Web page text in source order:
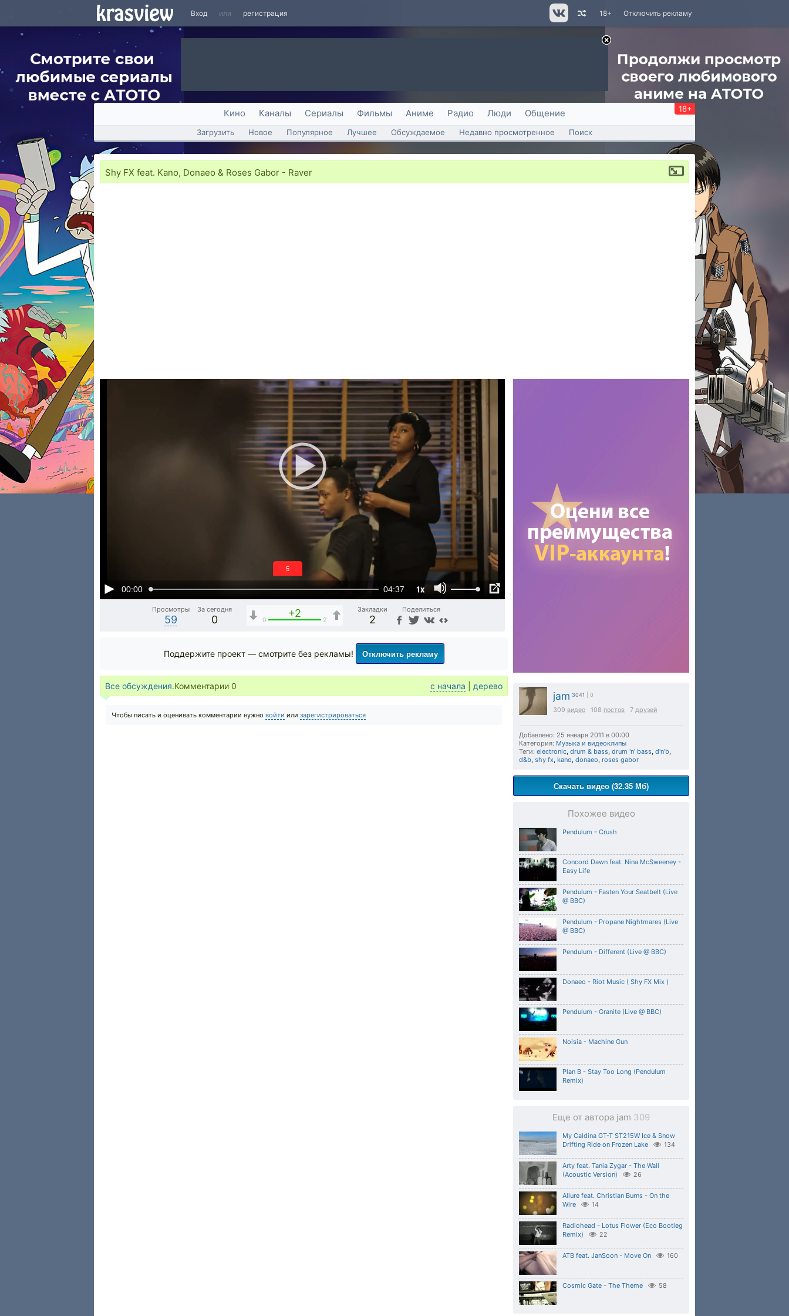
Вход или регистрация Отключить рекламу
18+
Кино Каналы Сериалы Фильмы Аниме Радио Люди Общение 18+
Загрузить Новое Популярное Лучшее Обсуждаемое Недавно просмотренное Поиск
Shy FX feat. Kano, Donaeo & Roses Gabor - Raver
00:00 04:37 1x
4
Просмотры
59
За сегодня
0
+2
0 2
Закладки
2
Поделиться
jam 3041 | 0
309 видео 108 постов 7 друзей
Добавлено: 25 января 2011 в 00:00
Категория: Музыка и видеоклипы
Теги: electronic, drum & bass, drum 'n' bass, d'n'b,
d&b, shy fx, kano, donaeo, roses gabor
Скачать видео (32.35 Мб)
Похожее видео
Pendulum - Crush
Concord Dawn feat. Nina McSweeney -
Easy Life
Pendulum - Fasten Your Seatbelt (Live
@ BBC)
Pendulum - Propane Nightmares (Live
@ BBC)
Pendulum - Different (Live @ BBC)
Donaeo - Riot Music ( Shy FX Mix )
Pendulum - Granite (Live @ BBC)
Noisia - Machine Gun
Plan B - Stay Too Long (Pendulum
Remix)
Еще от автора jam 309
My Caldina GT-T ST215W Ice & Snow
Drifting Ride on Frozen Lake
134
Arty feat. Tania Zygar - The Wall
(Acoustic Version)
26
Allure feat. Christian Burns - On the
Wire
14
Radiohead - Lotus Flower (Eco Bootleg
Remix)
22
ATB feat. JanSoon - Move On 160
Cosmic Gate - The Theme 58
Поддержите проект — смотрите без рекламы! Отключить рекламу
Все обсуждения.Комментарии 0 с начала дерево
Чтобы писать и оценивать комментарии нужно войти или зарегистрироваться